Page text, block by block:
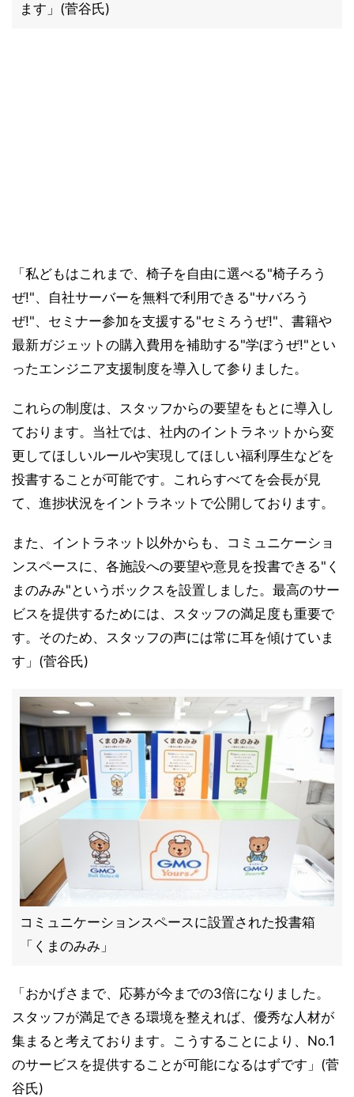
ます」(菅谷氏)
「私どもはこれまで、椅子を自由に選べる"椅子ろう
ぜ!"、自社サーバーを無料で利用できる"サバろう
ぜ!"、セミナー参加を支援する"セミろうぜ!"、書籍や
最新ガジェットの購入費用を補助する"学ぼうぜ!"とい
ったエンジニア支援制度を導入して参りました。
これらの制度は、スタッフからの要望をもとに導入し
ております。当社では、社内のイントラネットから変
更してほしいルールや実現してほしい福利厚生などを
投書することが可能です。これらすべてを会長が見
て、進捗状況をイントラネットで公開しております。
また、イントラネット以外からも、コミュニケーショ
ンスペースに、各施設への要望や意見を投書できる"く
まのみみ"というボックスを設置しました。最高のサー
ビスを提供するためには、スタッフの満足度も重要で
す。そのため、スタッフの声には常に耳を傾けていま
す」(菅谷氏)
コミュニケーションスペースに設置された投書箱
「くまのみみ」
「おかげさまで、応募が今までの3倍になりました。
スタッフが満足できる環境を整えれば、優秀な人材が
集まると考えております。こうすることにより、No.1
のサービスを提供することが可能になるはずです」(菅
谷氏)